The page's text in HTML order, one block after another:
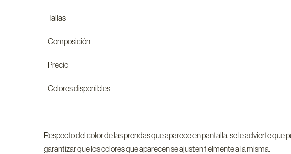
Tallas
Composición
Precio
Colores disponibles
Respecto del color de las prendas que aparece en pantalla, se le advierte
garantizar que los colores que aparecen se ajusten fielmente a la misma.